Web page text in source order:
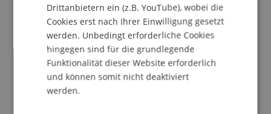
Partner, KPMG Alpen-Treuhand GmbH, Wien
Dr. Robert Frei, LL.M., Partner, Kanzlei MFF
MAYR FORT FREI, Mailand
Prof. DDr. Georg Kofler, LL.M., Institut für
Österreichisches und Internationales
Steuerrecht, Wirtschaftsuniversität Wien
Dr. Alexander Linn, MBR, StB, Partner, Deloitte
Drittanbietern ein (z.B. YouTube), wobei die
Cookies erst nach Ihrer Einwilligung gesetzt
werden. Unbedingt erforderliche Cookies
hingegen sind für die grundlegende
Funktionalität dieser Website erforderlich
und können somit nicht deaktiviert
werden.